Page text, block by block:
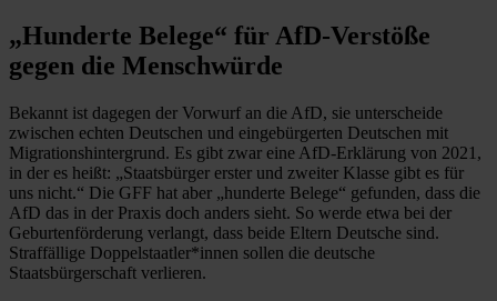
„Hunderte Belege“ für AfD-Verstöße
gegen die Menschwürde
Bekannt ist dagegen der Vorwurf an die AfD, sie unterscheide
zwischen echten Deutschen und eingebürgerten Deutschen mit
Migrationshintergrund. Es gibt zwar eine AfD-Erklärung von 2021,
in der es heißt: „Staatsbürger erster und zweiter Klasse gibt es für
uns nicht.“ Die GFF hat aber „hunderte Belege“ gefunden, dass die
AfD das in der Praxis doch anders sieht. So werde etwa bei der
Geburtenförderung verlangt, dass beide Eltern Deutsche sind.
Straffällige Doppelstaatler*innen sollen die deutsche
Staatsbürgerschaft verlieren.